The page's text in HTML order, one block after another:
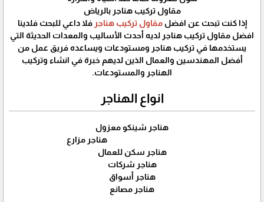
مقاول تركيب هناجر بالرياض
إذا كنت تبحث عن افضلمقاول تركيب هناجر فلا داعي للبحث فلدينا
افضل مقاول تركيب هناجر لديه أحدث الأساليب والمعدات الحديثة التي
يستخدمها في تركيب هناجر ومستودعات ويساعده فريق عمل من
أفضل المهندسين والعمال الذين لديهم خبرة في انشاء وتركيب
الهناجر والمستودعات.
انواع الهناجر
هناجر شينكو معزول
هناجر مزارع
هناجر سكن للعمال
هناجر شركات
هناجر أسواق
هناجر مصانع